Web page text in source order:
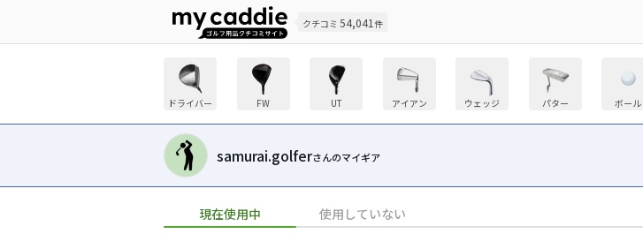
クチコミ 54,041 件
ドライバー FW UT アイアン ウェッジ パター ボール
samurai.golferさんのマイギア
現在使用中 使用していない